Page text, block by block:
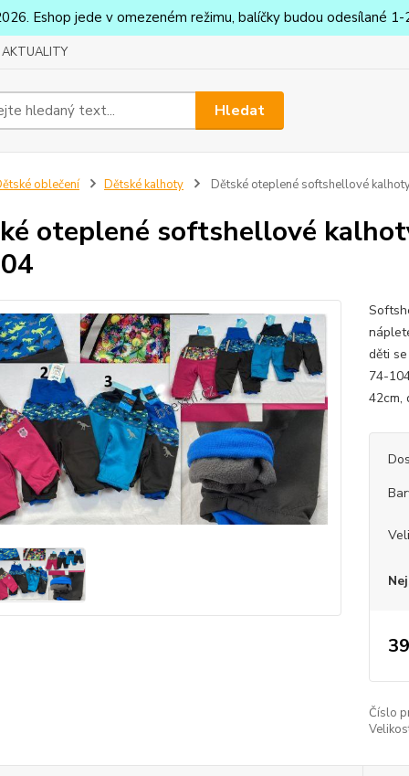
Eshop jede v omezeném režimu, balíčky budou odesílané
AKTUALITY
Hledat
oblečení Dětské kalhoty Dětské oteplené softshellové
oteplené softshellové
děti
74-
42cm,
Číslo